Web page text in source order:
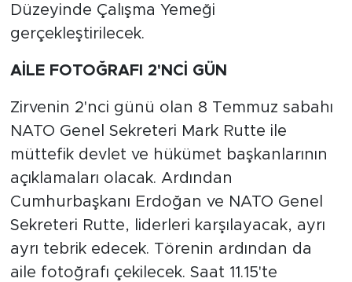
Düzeyinde Çalışma Yemeği
gerçekleştirilecek.
AİLE FOTOĞRAFI 2'NCİ GÜN
Zirvenin 2'nci günü olan 8 Temmuz sabahı
NATO Genel Sekreteri Mark Rutte ile
müttefik devlet ve hükümet başkanlarının
açıklamaları olacak. Ardından
Cumhurbaşkanı Erdoğan ve NATO Genel
Sekreteri Rutte, liderleri karşılayacak, ayrı
ayrı tebrik edecek. Törenin ardından da
aile fotoğrafı çekilecek. Saat 11.15'te